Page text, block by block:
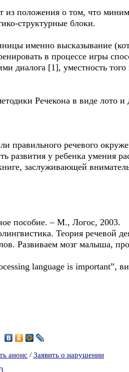
из положения о том, что
структурные блоки.
именно высказывание
в процессе игры
диалога [1], уместность
Речекона в виде лото
речевого
развития у ребенка умения
заслуживающей
пособие. – М., Логос, 2003.
Теория речевой
Развиваем мозг малыша,
language is important”,
анонс / Заявить о нарушении